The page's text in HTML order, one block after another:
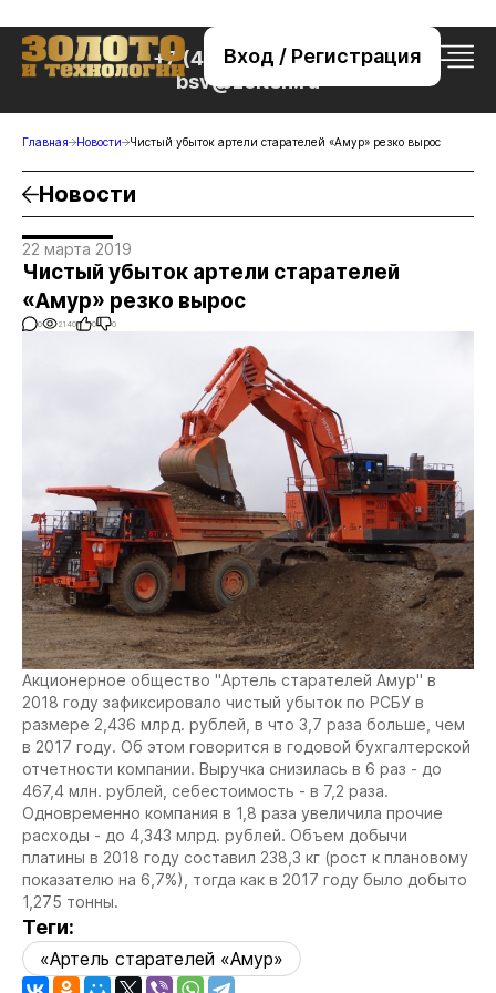
Вход / Регистрация
+7 (495) 221-76-32
bsv@zolteh.ru
Главная Новости Чистый убыток артели старателей «Амур» резко вырос
Новости
22 марта 2019
Чистый убыток артели старателей
«Амур» резко вырос
0 2140 0 0
Акционерное общество "Артель старателей Амур" в
2018 году зафиксировало чистый убыток по РСБУ в
размере 2,436 млрд. рублей, в что 3,7 раза больше, чем
в 2017 году. Об этом говорится в годовой бухгалтерской
отчетности компании. Выручка снизилась в 6 раз - до
467,4 млн. рублей, себестоимость - в 7,2 раза.
Одновременно компания в 1,8 раза увеличила прочие
расходы - до 4,343 млрд. рублей. Объем добычи
платины в 2018 году составил 238,3 кг (рост к плановому
показателю на 6,7%), тогда как в 2017 году было добыто
1,275 тонны.
Теги:
«Артель старателей «Амур»